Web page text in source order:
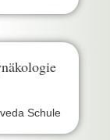
Schule